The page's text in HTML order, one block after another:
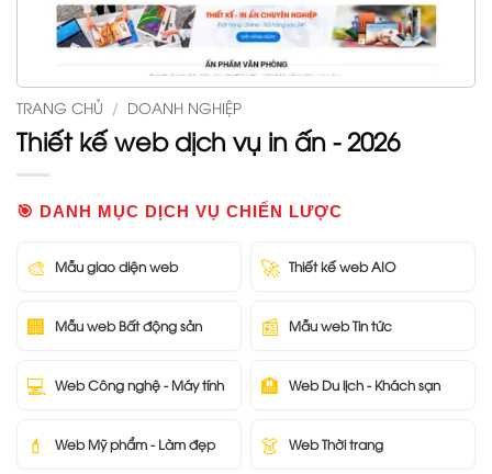
TRANG CHỦ / DOANH NGHIỆP
Thiết kế web dịch vụ in ấn - 2026
🎯 DANH MỤC DỊCH VỤ CHIẾN LƯỢC
🎨 Mẫu giao diện web 🚀 Thiết kế web AIO
🏢 Mẫu web Bất động sản 📰 Mẫu web Tin tức
💻 Web Công nghệ - Máy tính 🏨 Web Du lịch - Khách sạn
💄 Web Mỹ phẩm - Làm đẹp 👗 Web Thời trang